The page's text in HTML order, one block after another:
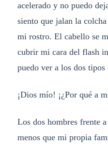
acelerado y no puedo
siento que jalan la
mi rostro. El cabello se
cubrir mi cara del flash
puedo ver a los dos
¡Dios mío! ¡¿Por qué a
Los dos hombres frente
menos que mi propia